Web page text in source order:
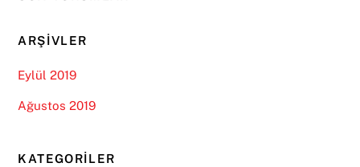
ARŞIVLER
Eylül 2019
Ağustos 2019
KATEGORILER